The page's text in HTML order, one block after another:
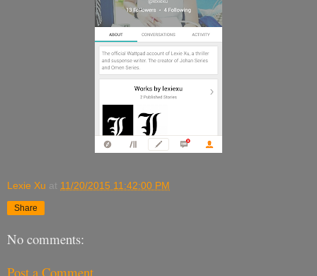
Lexie Xu at 11/20/2015 11:42:00 PM
Share
No comments:
Post a Comment